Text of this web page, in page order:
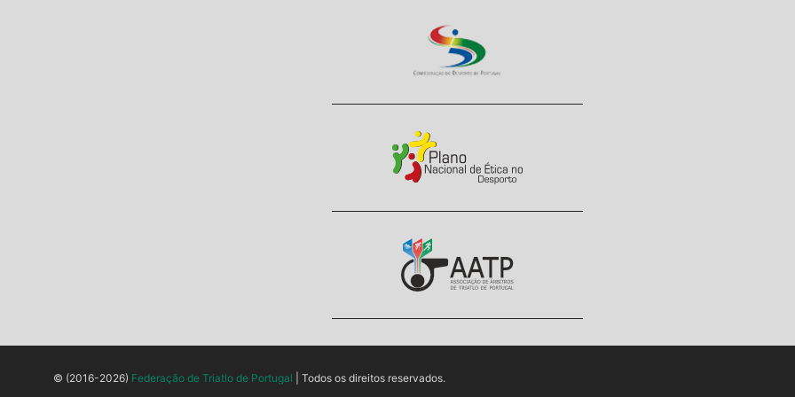
© (2016-2026) Federação de Triatlo de Portugal | Todos os direitos reservados.